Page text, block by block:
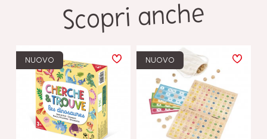
Scopri anche
NUOVO NUOVO